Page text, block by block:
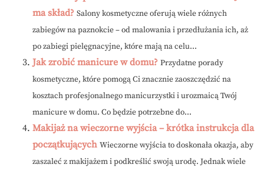
ma skład? Salony kosmetyczne oferują wiele różnych
zabiegów na paznokcie – od malowania i przedłużania ich, aż
po zabiegi pielęgnacyjne, które mają na celu...
Jak zrobić manicure w domu? Przydatne porady
kosmetyczne, które pomogą Ci znacznie zaoszczędzić na
kosztach profesjonalnego manicurzystki i urozmaicą Twój
manicure w domu. Co będzie potrzebne do...
Makijaż na wieczorne wyjścia – krótka instrukcja dla
początkujących Wieczorne wyjścia to doskonała okazja, aby
zaszaleć z makijażem i podkreślić swoją urodę. Jednak wiele